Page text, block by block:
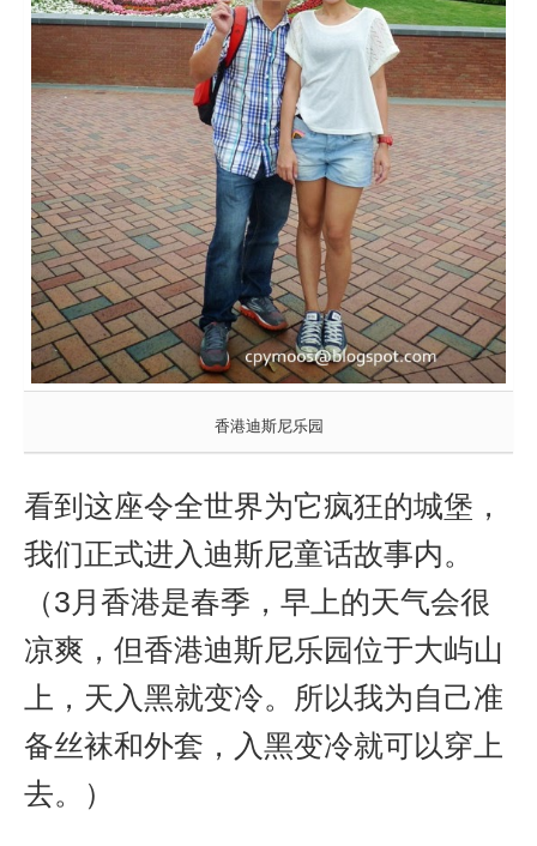
香港迪斯尼乐园
看到这座令全世界为它疯狂的城堡，
我们正式进入迪斯尼童话故事内。
（3月香港是春季，早上的天气会很
凉爽，但香港迪斯尼乐园位于大屿山
上，天入黑就变冷。所以我为自己准
备丝袜和外套，入黑变冷就可以穿上
去。）